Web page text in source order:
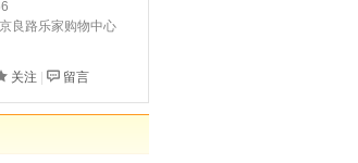
良路乐家购物中心
关注 留言